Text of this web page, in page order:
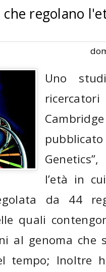
regolano
Uno
l’età in
da 44
quali
al genoma che
tempo; Inoltre